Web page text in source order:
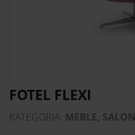
FOTEL FLEXI
KATEGORIA: MEBLE, SALON